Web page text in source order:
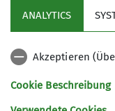
Sponsor
Unsere Homepages
ANALYTICS
Akzeptieren
Cookie Beschreibung